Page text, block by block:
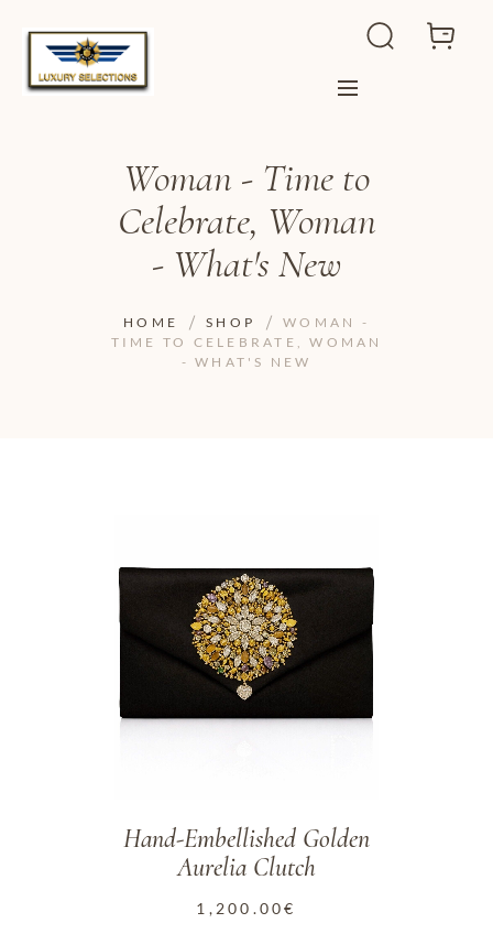
Woman - Time to
Celebrate, Woman
- What's New
HOME SHOP
WOMAN -
TIME TO CELEBRATE, WOMAN
- WHAT'S NEW
Hand-Embellished Golden
Aurelia Clutch
1,200.00€